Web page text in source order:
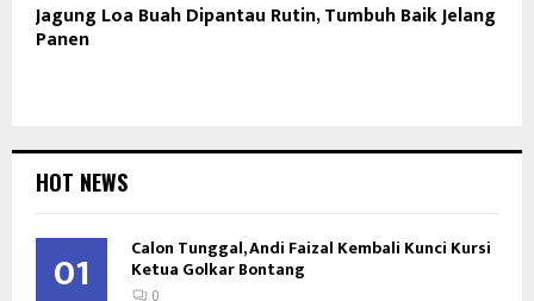
Jagung Loa Buah Dipantau Rutin, Tumbuh Baik Jelang
Panen
HOT NEWS
01 Calon Tunggal, Andi Faizal Kembali Kunci Kursi
Ketua Golkar Bontang
0